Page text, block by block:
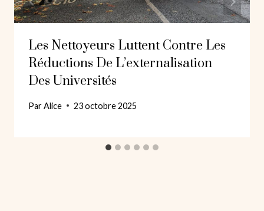
Les Nettoyeurs Luttent Contre Les
Réductions De L’externalisation
Des Universités
ParAlice 23 octobre 2025